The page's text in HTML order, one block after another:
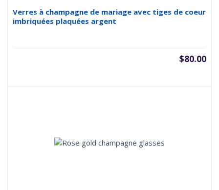
Verres à champagne de mariage avec tiges de coeur
imbriquées plaquées argent
$80.00